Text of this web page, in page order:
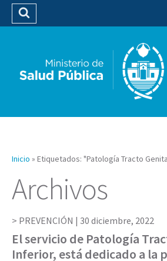
Biblioteca
Buscar
Inicio » Etiquetados: "Patología Tracto
Archivos
PREVENCIÓN | 30 diciembre, 2022
El servicio de Patología
Inferior, está dedicado a la